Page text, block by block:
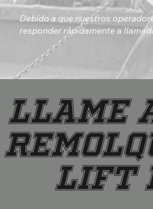
​Debido a que nuestros
responder rápidamente a
Llame
Lift